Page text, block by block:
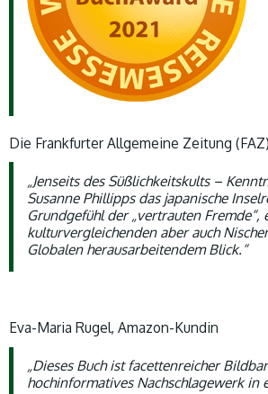
Die Frankfurter Allgemeine Zeitung (FAZ)
„Jenseits des Süßlichkeitskults –
Susanne Phillipps das japanische
Grundgefühl der „vertrauten Fremde“,
kulturvergleichenden aber auch
Globalen herausarbeitendem Blick.“
Eva-Maria Rugel, Amazon-Kundin
„Dieses Buch ist facettenreicher
hochinformatives Nachschlagewerk in